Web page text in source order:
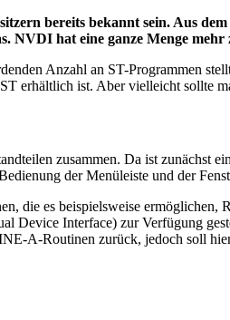
bereits bekannt sein. Aus
NVDI hat eine ganze Menge mehr
Anzahl an ST-Programmen
erhältlich ist. Aber vielleicht
zusammen. Da ist
der Menüleiste und der
die es beispielsweise
Device Interface) zur Verfügung
A-Routinen zurück, jedoch soll